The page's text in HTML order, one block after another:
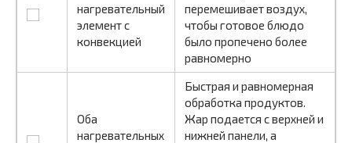
нагревательный
элемент с
конвекцией
перемешивает воздух,
чтобы готовое блюдо
было пропечено более
равномерно
Оба
нагревательных
Быстрая и равномерная
обработка продуктов.
Жар подается с верхней и
нижней панели, а